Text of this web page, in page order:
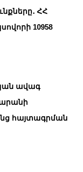
ՀՀ
10958
ավագ
հայտագրման